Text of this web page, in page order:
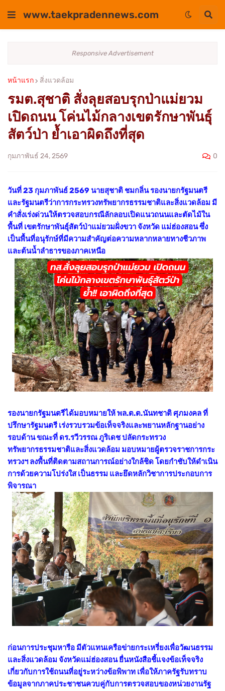
www.taekpradennews.com
Responsive Advertisement
หน้าแรก สิ่งแวดล้อม
รมต.สุชาติ สั่งลุยสอบรุกป่าแม่ยวม
เปิดถนน โค่นไม้กลางเขตรักษาพันธุ์
สัตว์ป่า ย้ำเอาผิดถึงที่สุด
กุมภาพันธ์ 24, 2569 0
วันที่ 23 กุมภาพันธ์ 2569 นายสุชาติ ชมกลิ่น รองนายกรัฐมนตรี
และรัฐมนตรีว่าการกระทรวงทรัพยากรธรรมชาติและสิ่งแวดล้อม มี
คำสั่งเร่งด่วนให้ตรวจสอบกรณีลักลอบเปิดแนวถนนและตัดไม้ใน
พื้นที่ เขตรักษาพันธุ์สัตว์ป่าแม่ยวมฝั่งขวา จังหวัด แม่ฮ่องสอน ซึ่ง
เป็นพื้นที่อนุรักษ์ที่มีความสำคัญต่อความหลากหลายทางชีวภาพ
และต้นน้ำลำธารของภาคเหนือ
รองนายกรัฐมนตรีได้มอบหมายให้ พล.ต.ต.นันทชาติ ศุภมงคล ที่
ปรึกษารัฐมนตรี เร่งรวบรวมข้อเท็จจริงและพยานหลักฐานอย่าง
รอบด้าน ขณะที่ ดร.รวีวรรณ ภูริเดช ปลัดกระทรวง
ทรัพยากรธรรมชาติและสิ่งแวดล้อม มอบหมายผู้ตรวจราชการกระ
ทรวงฯ ลงพื้นที่ติดตามสถานการณ์อย่างใกล้ชิด โดยกำชับให้ดำเนิน
การด้วยความโปร่งใส เป็นธรรม และยึดหลักวิชาการประกอบการ
พิจารณา
ก่อนการประชุมหารือ มีตัวแทนเครือข่ายกระเหรี่ยงเพื่อวัฒนธรรม
และสิ่งแวดล้อม จังหวัดแม่ฮ่องสอน ยื่นหนังสือชี้แจงข้อเท็จจริง
เกี่ยวกับการใช้ถนนที่อยู่ระหว่างข้อพิพาท เพื่อให้ภาครัฐรับทราบ
ข้อมูลจากภาคประชาชนควบคู่กับการตรวจสอบของหน่วยงานรัฐ